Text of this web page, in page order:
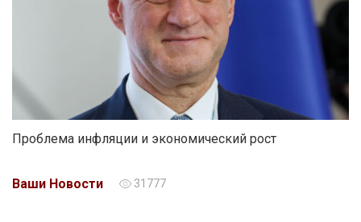
Проблема инфляции и экономический рост
Ваши Новости 31777